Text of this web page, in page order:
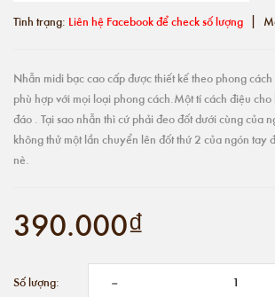
Tình trạng: Liên hệ Facebook để check số lượng |
Nhẫn midi bạc cao cấp được thiết kế theo phong
phù hợp với mọi loại phong cách.Một tí cách điệu
đáo . Tại sao nhẫn thì cứ phải đeo đốt dưới cùng của
không thử một lần chuyển lên đốt thứ 2 của ngón tay
nè.
390.000₫
Số lượng: -